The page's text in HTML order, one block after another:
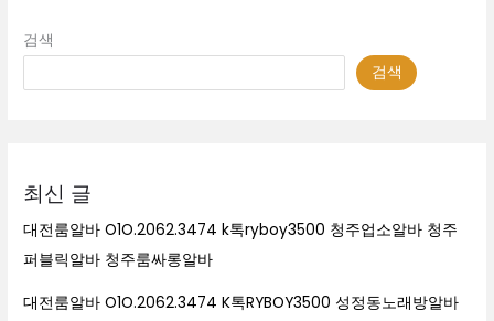
검색
검색
최신 글
대전룸알바 O1O.2062.3474 k톡ryboy3500 청주업소알바 청주
퍼블릭알바 청주룸싸롱알바
대전룸알바 O1O.2062.3474 K톡RYBOY3500 성정동노래방알바